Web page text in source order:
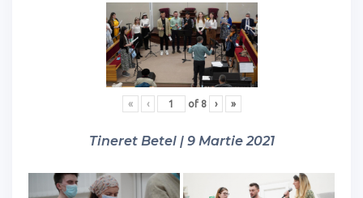
« ‹ of 8 › »
Tineret Betel | 9 Martie 2021